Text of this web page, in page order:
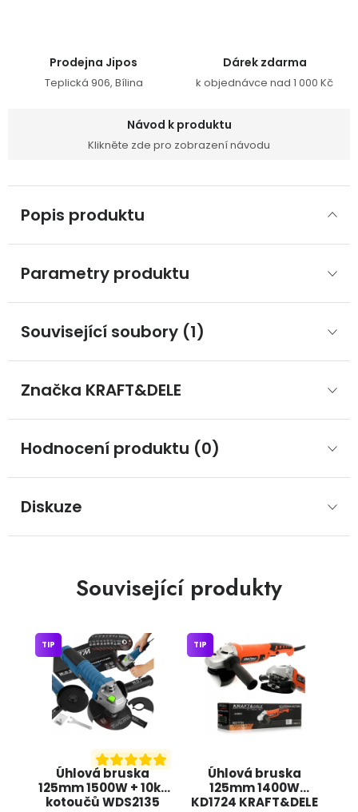
Prodejna Jipos
Teplická 906, Bílina
Dárek zdarma
k objednávce nad 1 000 Kč
Návod k produktu
Klikněte zde pro zobrazení návodu
Popis produktu
Parametry produktu
Související soubory (1)
Značka KRAFT&DELE
Hodnocení produktu (0)
Diskuze
Související produkty
Úhlová bruska
125mm 1500W + 10ks
kotoučů WDS2135
TIP
Úhlová bruska
125mm 1400W
KD1724 KRAFT&DELE
TIP